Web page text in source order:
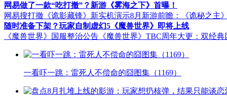
网易做了一款“吃打撤”？新游《雾海之下》首曝！
网易搜打撤《诡影藏锋》新实机演示8月新游前瞻：《诡秘之主
随时准备下架？玩家自制虚幻5《魔兽世界》即将上线
《魔兽世界》国服整治公告 《魔兽世界》TBC周年大更：双经典
一看吓一跳：雷死人不偿命的囧图集（1169）